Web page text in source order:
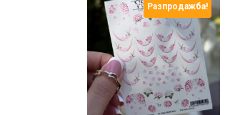
Разпродажба!